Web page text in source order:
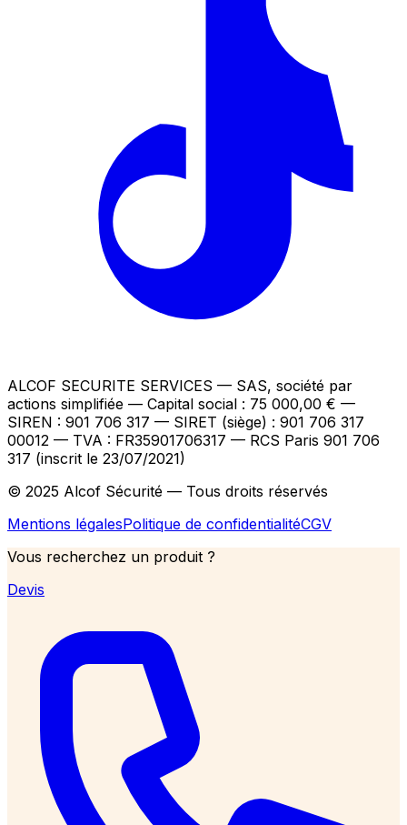
ALCOF SECURITE SERVICES — SAS, société par
actions simplifiée — Capital social : 75 000,00 € —
SIREN : 901 706 317 — SIRET (siège) : 901 706 317
00012 — TVA : FR35901706317 — RCS Paris 901 706
317 (inscrit le 23/07/2021)
© 2025 Alcof Sécurité — Tous droits réservés
Mentions légalesPolitique de confidentialitéCGV
Vous recherchez un produit ?
Devis